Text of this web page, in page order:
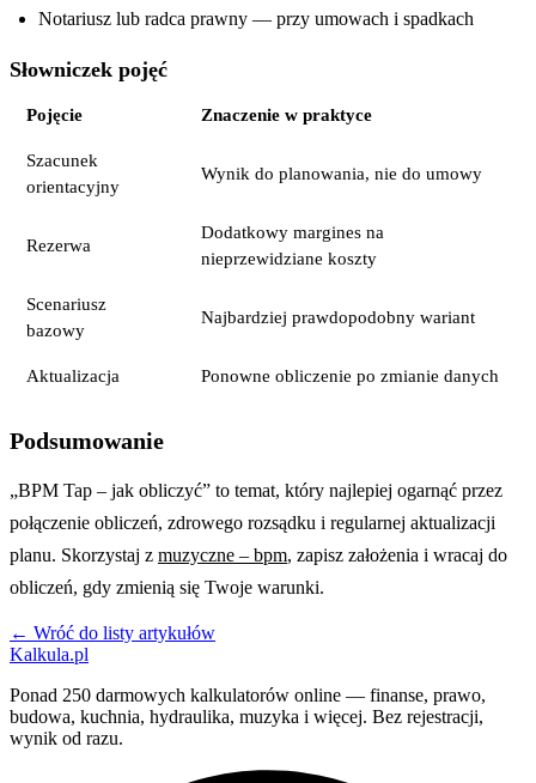
Notariusz lub radca prawny — przy umowach i spadkach
Słowniczek pojęć
Pojęcie Znaczenie w praktyce
Szacunek
orientacyjny
Wynik do planowania, nie do umowy
Rezerwa
Dodatkowy margines na
nieprzewidziane koszty
Scenariusz
bazowy
Najbardziej prawdopodobny wariant
Aktualizacja Ponowne obliczenie po zmianie danych
Podsumowanie
„BPM Tap – jak obliczyć” to temat, który najlepiej ogarnąć przez
połączenie obliczeń, zdrowego rozsądku i regularnej aktualizacji
planu. Skorzystaj z muzyczne – bpm, zapisz założenia i wracaj do
obliczeń, gdy zmienią się Twoje warunki.
← Wróć do listy artykułów
Kalkula.pl
Ponad 250 darmowych kalkulatorów online — finanse, prawo,
budowa, kuchnia, hydraulika, muzyka i więcej. Bez rejestracji,
wynik od razu.